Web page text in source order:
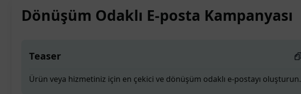
Dönüşüm Odaklı E-posta Kampanyası
Teaser
Ürün veya hizmetiniz için en çekici ve dönüşüm odaklı e-postayı oluşturun.